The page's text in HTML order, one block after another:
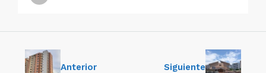
Anterior Siguiente